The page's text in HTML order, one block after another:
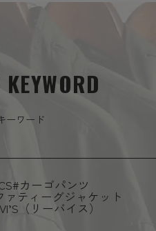
ーワード
#カーゴパンツ
ァティーグジャケット
（リーバイス）